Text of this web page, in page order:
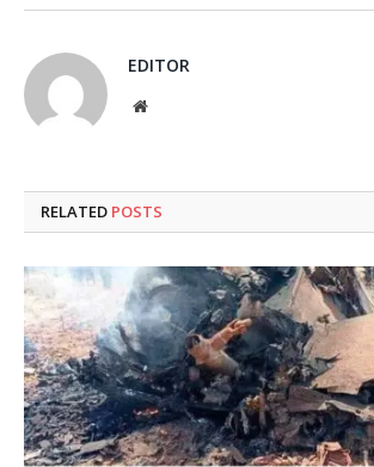
EDITOR
Website
RELATED POSTS